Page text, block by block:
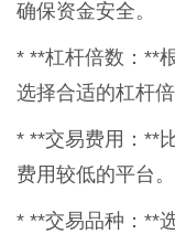
确保资金安全。
* **杠杆倍数：**
选择合适的杠杆倍
* **交易费用：**
费用较低的平台。
* **交易品种：**